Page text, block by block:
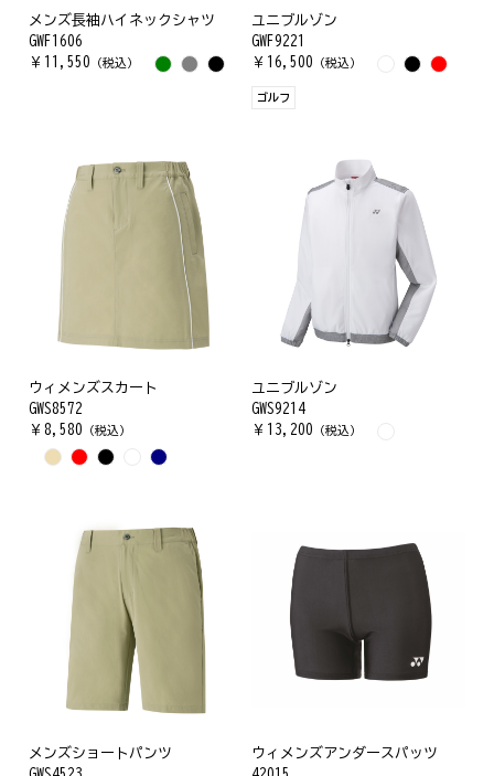
メンズ長袖ハイネックシャツ
GWF1606
￥ 11,550 （税込）
ユニブルゾン
GWF9221
￥ 16,500 （税込）
ゴルフ
ウィメンズスカート
GWS8572
￥ 8,580 （税込）
ユニブルゾン
GWS9214
￥ 13,200 （税込）
メンズショートパンツ
ウィメンズアンダースパッツ